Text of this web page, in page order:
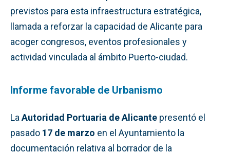
previstos para esta infraestructura estratégica,
llamada a reforzar la capacidad de Alicante para
acoger congresos, eventos profesionales y
actividad vinculada al ámbito Puerto-ciudad.
Informe favorable de Urbanismo
La Autoridad Portuaria de Alicante presentó el
pasado 17 de marzo en el Ayuntamiento la
documentación relativa al borrador de la